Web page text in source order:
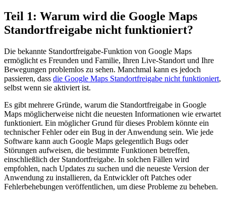
Teil 1: Warum wird die Google Maps
Standortfreigabe nicht funktioniert?
Die bekannte Standortfreigabe-Funktion von Google Maps
ermöglicht es Freunden und Familie, Ihren Live-Standort und Ihre
Bewegungen problemlos zu sehen. Manchmal kann es jedoch
passieren, dass die Google Maps Standortfreigabe nicht funktioniert,
selbst wenn sie aktiviert ist.
Es gibt mehrere Gründe, warum die Standortfreigabe in Google
Maps möglicherweise nicht die neuesten Informationen wie erwartet
funktioniert. Ein möglicher Grund für dieses Problem könnte ein
technischer Fehler oder ein Bug in der Anwendung sein. Wie jede
Software kann auch Google Maps gelegentlich Bugs oder
Störungen aufweisen, die bestimmte Funktionen betreffen,
einschließlich der Standortfreigabe. In solchen Fällen wird
empfohlen, nach Updates zu suchen und die neueste Version der
Anwendung zu installieren, da Entwickler oft Patches oder
Fehlerbehebungen veröffentlichen, um diese Probleme zu beheben.